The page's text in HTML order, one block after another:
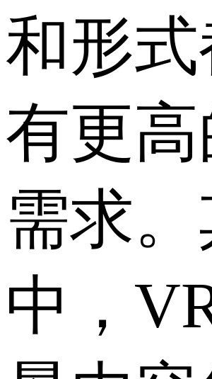
和形
有更高
需求
中，